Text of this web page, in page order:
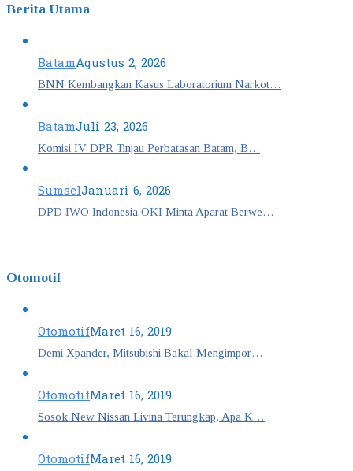
Berita Utama
BatamAgustus 2, 2026
BNN Kembangkan Kasus Laboratorium Narkot…
BatamJuli 23, 2026
Komisi IV DPR Tinjau Perbatasan Batam, B…
SumselJanuari 6, 2026
DPD IWO Indonesia OKI Minta Aparat Berwe…
Otomotif
OtomotifMaret 16, 2019
Demi Xpander, Mitsubishi Bakal Mengimpor…
OtomotifMaret 16, 2019
Sosok New Nissan Livina Terungkap, Apa K…
OtomotifMaret 16, 2019